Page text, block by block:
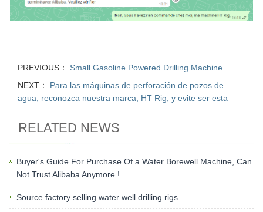
PREVIOUS： Small Gasoline Powered Drilling Machine
NEXT： Para las máquinas de perforación de pozos de
agua, reconozca nuestra marca, HT Rig, y evite ser esta
RELATED NEWS
Buyer's Guide For Purchase Of a Water Borewell Machine, Can
Not Trust Alibaba Anymore !
Source factory selling water well drilling rigs